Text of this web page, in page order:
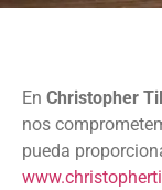
En Christopher
nos
pueda